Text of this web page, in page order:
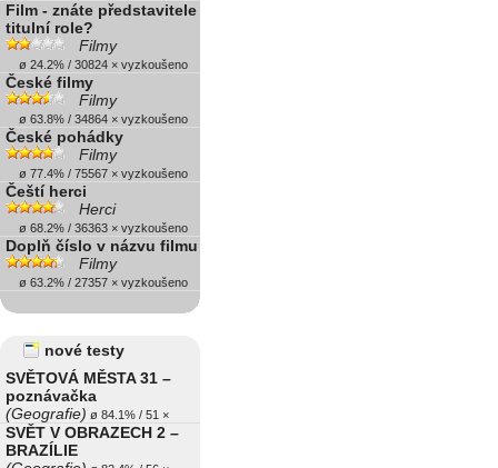
Film - znáte představitele
titulní role?
Filmy
ø 24.2% / 30824 × vyzkoušeno
České filmy
Filmy
ø 63.8% / 34864 × vyzkoušeno
České pohádky
Filmy
ø 77.4% / 75567 × vyzkoušeno
Čeští herci
Herci
ø 68.2% / 36363 × vyzkoušeno
Doplň číslo v názvu filmu
Filmy
ø 63.2% / 27357 × vyzkoušeno
nové testy
SVĚTOVÁ MĚSTA 31 –
poznávačka
(Geografie) ø 84.1% / 51 ×
SVĚT V OBRAZECH 2 –
BRAZÍLIE